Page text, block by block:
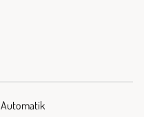
Automatik